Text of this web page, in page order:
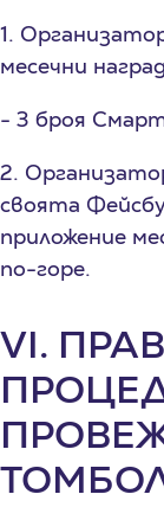
1.
месечни
- 3 броя
2.
своята
приложение
по-горе.
VI.